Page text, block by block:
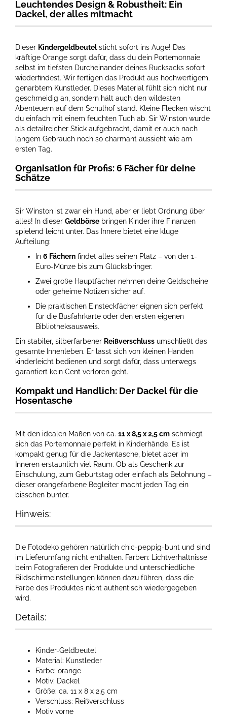
Leuchtendes Design & Robustheit: Ein
Dackel, der alles mitmacht
Dieser Kindergeldbeutelsticht sofort ins Auge! Das
kräftige Orange sorgt dafür, dass du dein Portemonnaie
selbst im tiefsten Durcheinander deines Rucksacks sofort
wiederfindest. Wir fertigen das Produkt aus hochwertigem,
genarbtem Kunstleder. Dieses Material fühlt sich nicht nur
geschmeidig an, sondern hält auch den wildesten
Abenteuern auf dem Schulhof stand. Kleine Flecken wischt
du einfach mit einem feuchten Tuch ab. Sir Winston wurde
als detailreicher Stick aufgebracht, damit er auch nach
langem Gebrauch noch so charmant aussieht wie am
ersten Tag.
Organisation für Profis: 6 Fächer für deine
Schätze
Sir Winston ist zwar ein Hund, aber er liebt Ordnung über
alles! In dieser Geldbörse bringen Kinder ihre Finanzen
spielend leicht unter. Das Innere bietet eine kluge
Aufteilung:
In 6 Fächern findet alles seinen Platz – von der 1-
Euro-Münze bis zum Glücksbringer.
Zwei große Hauptfächer nehmen deine Geldscheine
oder geheime Notizen sicher auf.
Die praktischen Einsteckfächer eignen sich perfekt
für die Busfahrkarte oder den ersten eigenen
Bibliotheksausweis.
Ein stabiler, silberfarbener Reißverschluss umschließt das
gesamte Innenleben. Er lässt sich von kleinen Händen
kinderleicht bedienen und sorgt dafür, dass unterwegs
garantiert kein Cent verloren geht.
Kompakt und Handlich: Der Dackel für die
Hosentasche
Mit den idealen Maßen von ca. 11 x 8,5 x 2,5 cm schmiegt
sich das Portemonnaie perfekt in Kinderhände. Es ist
kompakt genug für die Jackentasche, bietet aber im
Inneren erstaunlich viel Raum. Ob als Geschenk zur
Einschulung, zum Geburtstag oder einfach als Belohnung –
dieser orangefarbene Begleiter macht jeden Tag ein
bisschen bunter.
Hinweis:
Die Fotodeko gehören natürlich chic-peppig-bunt und sind
im Lieferumfang nicht enthalten. Farben: Lichtverhältnisse
beim Fotografieren der Produkte und unterschiedliche
Bildschirmeinstellungen können dazu führen, dass die
Farbe des Produktes nicht authentisch wiedergegeben
wird.​
Details:
Kinder-Geldbeutel
Material: Kunstleder
Farbe: orange
Motiv: Dackel
Größe: ca. 11 x 8 x 2,5 cm
Verschluss: Reißverschluss
Motiv vorne